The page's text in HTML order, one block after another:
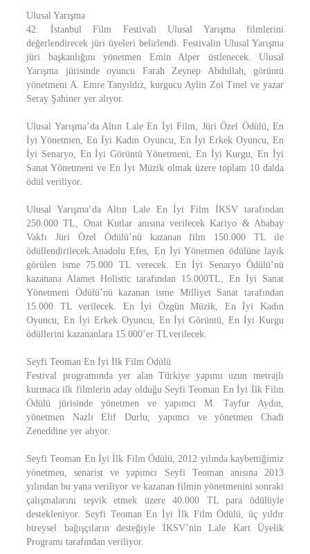
Ulusal Yarışma
42. İstanbul Film Festivali Ulusal Yarışma filmlerini
değerlendirecek jüri üyeleri belirlendi. Festivalin Ulusal Yarışma
jüri başkanlığını yönetmen Emin Alper üstlenecek. Ulusal
Yarışma jürisinde oyuncu Farah Zeynep Abdullah, görüntü
yönetmeni A. Emre Tanyıldız, kurgucu Aylin Zoi Tinel ve yazar
Seray Şahiner yer alıyor.
Ulusal Yarışma’da Altın Lale En İyi Film, Jüri Özel Ödülü, En
İyi Yönetmen, En İyi Kadın Oyuncu, En İyi Erkek Oyuncu, En
İyi Senaryo, En İyi Görüntü Yönetmeni, En İyi Kurgu, En İyi
Sanat Yönetmeni ve En İyi Müzik olmak üzere toplam 10 dalda
ödül veriliyor.
Ulusal Yarışma’da Altın Lale En İyi Film İKSV tarafından
250.000 TL, Onat Kutlar anısına verilecek Kariyo & Ababay
Vakfı Jüri Özel Ödülü’nü kazanan film 150.000 TL ile
ödüllendirilecek.Anadolu Efes, En İyi Yönetmen ödülüne layık
görülen isme 75.000 TL verecek. En İyi Senaryo Ödülü‘nü
kazanana Alamet Holistic tarafından 15.000TL, En İyi Sanat
Yönetmeni Ödülü’nü kazanan isme Milliyet Sanat tarafından
15.000 TL verilecek. En İyi Özgün Müzik, En İyi Kadın
Oyuncu, En İyi Erkek Oyuncu, En İyi Görüntü, En İyi Kurgu
ödüllerini kazananlara 15.000’er TLverilecek.
Seyfi Teoman En İyi İlk Film Ödülü
Festival programında yer alan Türkiye yapımı uzun metrajlı
kurmaca ilk filmlerin aday olduğu Seyfi Teoman En İyi İlk Film
Ödülü jürisinde yönetmen ve yapımcı M. Tayfur Aydın,
yönetmen Nazlı Elif Durlu, yapımcı ve yönetmen Chadi
Zeneddine yer alıyor.
Seyfi Teoman En İyi İlk Film Ödülü, 2012 yılında kaybettiğimiz
yönetmen, senarist ve yapımcı Seyfi Teoman anısına 2013
yılından bu yana veriliyor ve kazanan filmin yönetmenini sonraki
çalışmalarını teşvik etmek üzere 40.000 TL para ödülüyle
destekleniyor. Seyfi Teoman En İyi İlk Film Ödülü, üç yıldır
bireysel bağışçıların desteğiyle İKSV’nin Lale Kart Üyelik
Programı tarafından veriliyor.